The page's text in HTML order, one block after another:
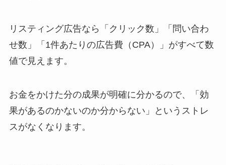
リスティング広告なら「クリック数」「問い合わ
せ数」「1件あたりの広告費（CPA）」がすべて数
値で見えます。
お金をかけた分の成果が明確に分かるので、「効
果があるのかないのか分からない」というストレ
スがなくなります。